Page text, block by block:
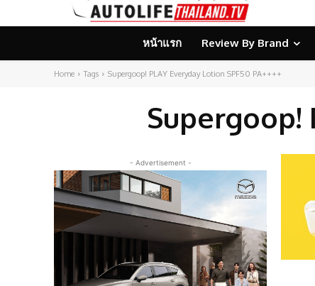
หน้าแรก Review By Brand
Home Tags Supergoop! PLAY Everyday Lotion SPF50 PA++++
Supergoop!
- Advertisement -